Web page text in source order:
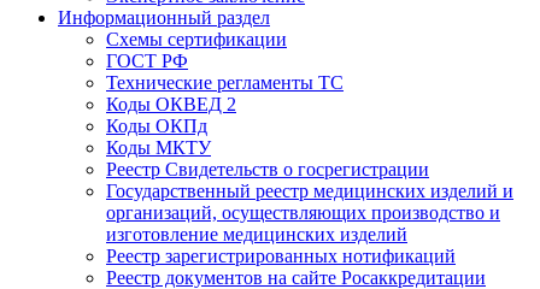
Информационный раздел
Схемы сертификации
ГОСТ РФ
Технические регламенты ТС
Коды ОКВЕД 2
Коды ОКПд
Коды МКТУ
Реестр Свидетельств о госрегистрации
Государственный реестр медицинских изделий и
организаций, осуществляющих производство и
изготовление медицинских изделий
Реестр зарегистрированных нотификаций
Реестр документов на сайте Росаккредитации